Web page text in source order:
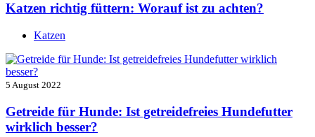
Katzen richtig füttern: Worauf ist zu achten?
Katzen
5 August 2022
Getreide für Hunde: Ist getreidefreies Hundefutter
wirklich besser?